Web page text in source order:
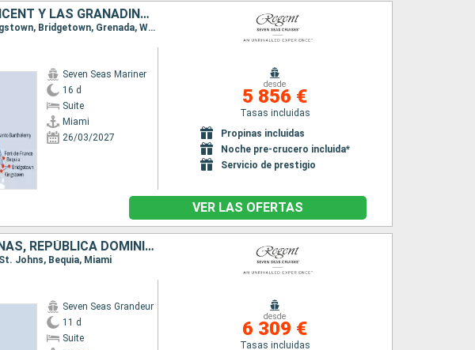
ESTADOS UNIDOS, FRANCIA, MARTINICA, SAN VINCENT Y LAS GRANADINAS, BARBADOS, GRENADA, BONAIRE, REPÚBLICA DOMINICANA
Itinerario : Miami, Bequia, Santo Barthélemy, Fort-de-France, Kingstown, Bridgetown, Grenada, Willemstad(Curaçao), Bonaire, Puerto Plata, Miami
Seven Seas Mariner
16 d
Suite
Miami
26/03/2027
desde
5 856 €
Tasas incluidas
Propinas incluidas
Noche pre-crucero incluida*
Servicio de prestigio
VER LAS OFERTAS
ESTADOS UNIDOS, SAN VINCENT Y LAS GRANADINAS, REPÚBLICA DOMINICANA, FRANCIA
Johns, Bequia, Miami
Seven Seas Grandeur
11 d
Suite
desde
6 309 €
Tasas incluidas